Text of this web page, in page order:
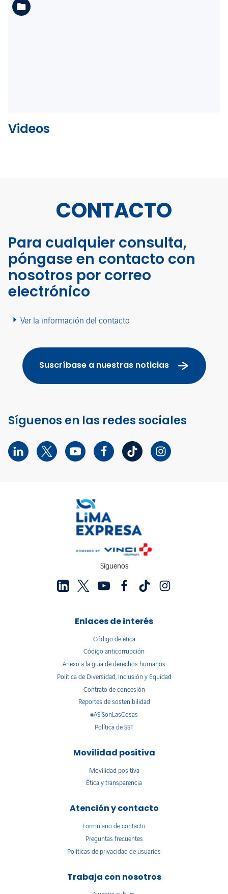
Videos
CONTACTO
Para cualquier consulta,
póngase en contacto con
nosotros por correo
electrónico
Ver la información del contacto
Suscríbase a nuestras noticias
Síguenos en las redes sociales
Síguenos
Enlaces de interés
Código de ética
Código anticorrupción
Anexo a la guía de derechos humanos
Política de Diversidad, Inclusión y Equidad
Contrato de concesión
Reportes de sostenibilidad
#ASíSonLasCosas
Política de SST
Movilidad positiva
Movilidad positiva
Ética y transparencia
Atención y contacto
Formulario de contacto
Preguntas frecuentes
Políticas de privacidad de usuarios
Trabaja con nosotros